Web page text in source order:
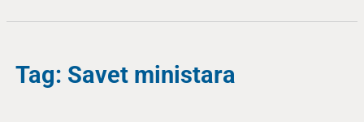
Tag: Savet ministara